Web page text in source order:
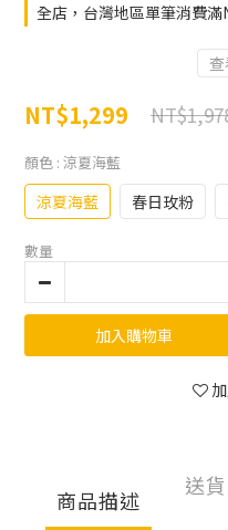
全店，台灣地區單筆消費
NT$1,299
顏色 : 涼夏海藍
涼夏海藍 春日玫粉
數量
加入購物車
商品描述
送